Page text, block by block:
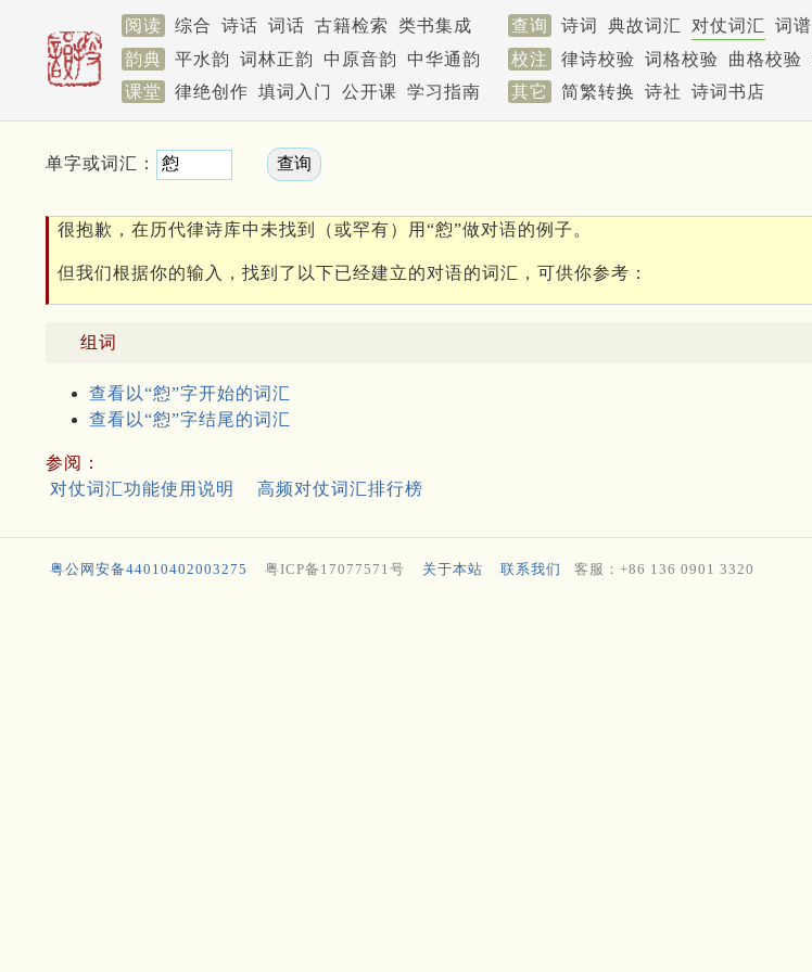
阅读 综合 诗话 词话 古籍检索 类书集成 查询 诗词 典故词汇 对仗词汇 词谱
韵典
平水韵 词林正韵 中原音韵 中华通韵 校注 律诗校验 词格校验 曲格校验
课堂
律绝创作 填词入门 公开课 学习指南 其它 简繁转换 诗社 诗词书店
单字或词汇：
很抱歉，在历代律诗库中未找到（或罕有）用“憌”做对语的例子。
但我们根据你的输入，找到了以下已经建立的对语的词汇，可供你参考：
组词
查看以“憌”字开始的词汇
查看以“憌”字结尾的词汇
参阅：
对仗词汇功能使用说明
高频对仗词汇排行榜
粤公网安备44010402003275 粤ICP备17077571号 关于本站 联系我们 客服：+86 136 0901 3320